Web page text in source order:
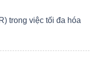
trong việc tối đa hóa